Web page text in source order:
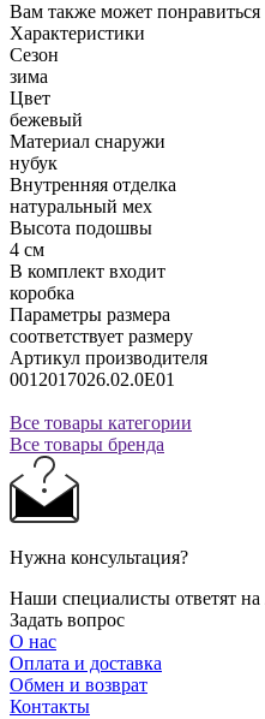
Вам также может понравиться
Характеристики
Сезон
зима
Цвет
бежевый
Материал снаружи
нубук
Внутренняя отделка
натуральный мех
Высота подошвы
4 см
В комплект входит
коробка
Параметры размера
соответствует размеру
Артикул производителя
0012017026.02.0E01
Все товары категории
Все товары бренда
Нужна консультация?
Наши специалисты ответят
Задать вопрос
О нас
Оплата и доставка
Обмен и возврат
Контакты